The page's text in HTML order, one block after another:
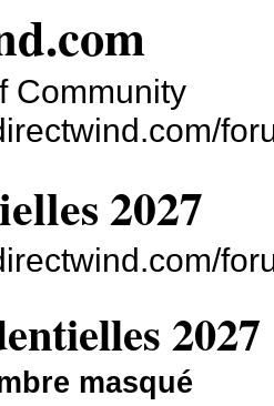
Community
2027
2027
masqué